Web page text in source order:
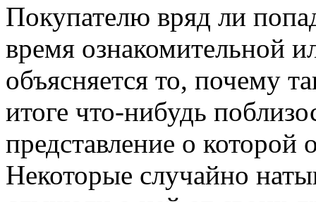
Покупателю вряд ли
время ознакомительной
объясняется то, почему
итоге что-нибудь
представление о которой
Некоторые случайно